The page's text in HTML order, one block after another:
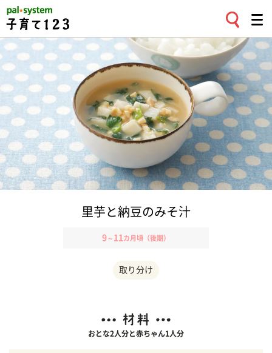
里芋と納豆のみそ汁
9～ 11 カ月頃（後期）
取り分け
おとな2人分と赤ちゃん1人分